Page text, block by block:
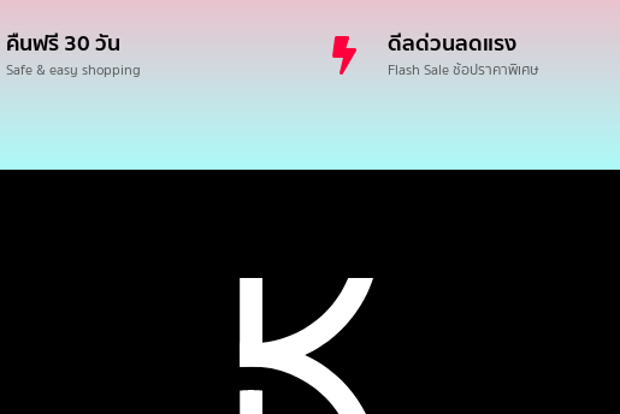
คืนฟรี 30 วัน
Safe & easy shopping
ดีลด่วนลดแรง
Flash Sale ช้อปราคาพิเศษ